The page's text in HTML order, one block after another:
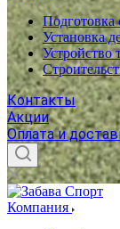
Подготовка
Установка
Устройство
Контакты
Акции
Оплата и
Компания